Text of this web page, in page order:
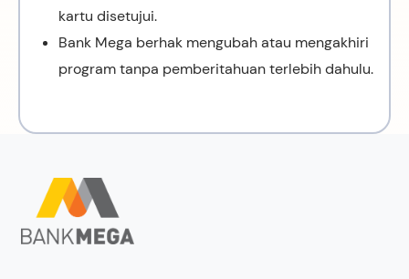
kartu disetujui.
Bank Mega berhak mengubah atau mengakhiri
program tanpa pemberitahuan terlebih dahulu.